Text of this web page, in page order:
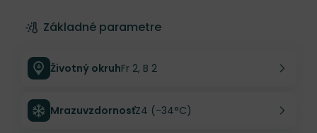
Základné parametre
Životný okruhFr 2, B 2
MrazuvzdornosťZ4 (-34°C)